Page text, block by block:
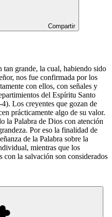
Compartir
tan grande, la cual, habiendo sido
nos fue confirmada por los
con ellos, con señales y
del Espíritu Santo
Los creyentes que gozan de
prácticamente algo de su valor.
la Palabra de Dios con atención
Por eso la finalidad de
de la Palabra sobre la
mientras que los
la salvación son considerados